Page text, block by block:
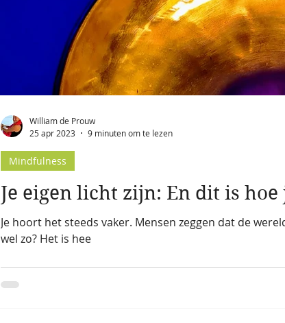
Je eigen licht zijn: En dit is
Je hoort het steeds vaker. Mensen zeggen dat de
wel zo? Het is hee
Mindfulness
William de Prouw
25 apr 2023
9 minuten om te lezen